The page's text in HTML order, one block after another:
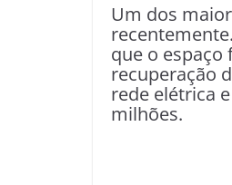
Um dos
que o
recuperação
rede elétrica
milhões.